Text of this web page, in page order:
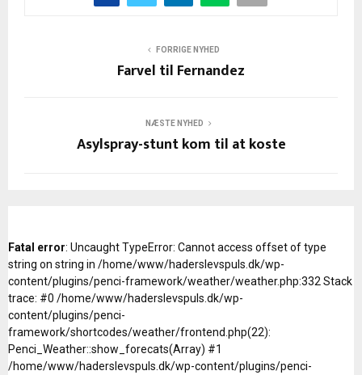
FORRIGE NYHED
Farvel til Fernandez
NÆSTE NYHED
Asylspray-stunt kom til at koste
Fatal error: Uncaught TypeError: Cannot access offset of type
string on string in /home/www/haderslevspuls.dk/wp-
content/plugins/penci-framework/weather/weather.php:332 Stack
trace: #0 /home/www/haderslevspuls.dk/wp-
content/plugins/penci-
framework/shortcodes/weather/frontend.php(22):
Penci_Weather::show_forecats(Array) #1
/home/www/haderslevspuls.dk/wp-content/plugins/penci-